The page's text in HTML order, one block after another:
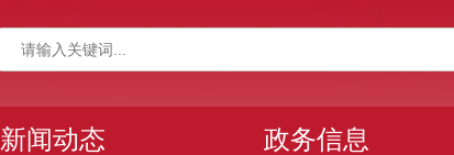
新闻动态 政务信息